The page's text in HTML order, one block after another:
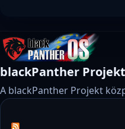
blackPanther Projekt
A blackPanther Projekt